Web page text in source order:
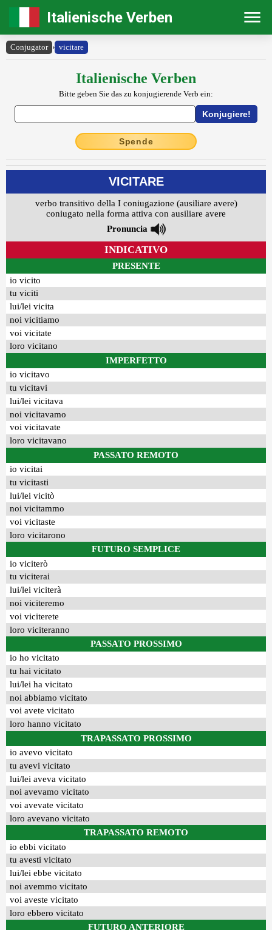
Italienische Verben
Conjugator › vicitare
Italienische Verben
Bitte geben Sie das zu konjugierende Verb ein:
Spende
VICITARE
verbo transitivo della I coniugazione (ausiliare avere)
coniugato nella forma attiva con ausiliare avere
Pronuncia
INDICATIVO
PRESENTE
io vicito
tu viciti
lui/lei vicita
noi vicitiamo
voi vicitate
loro vicitano
IMPERFETTO
io vicitavo
tu vicitavi
lui/lei vicitava
noi vicitavamo
voi vicitavate
loro vicitavano
PASSATO REMOTO
io vicitai
tu vicitasti
lui/lei vicitò
noi vicitammo
voi vicitaste
loro vicitarono
FUTURO SEMPLICE
io viciterò
tu viciterai
lui/lei viciterà
noi viciteremo
voi viciterete
loro viciteranno
PASSATO PROSSIMO
io ho vicitato
tu hai vicitato
lui/lei ha vicitato
noi abbiamo vicitato
voi avete vicitato
loro hanno vicitato
TRAPASSATO PROSSIMO
io avevo vicitato
tu avevi vicitato
lui/lei aveva vicitato
noi avevamo vicitato
voi avevate vicitato
loro avevano vicitato
TRAPASSATO REMOTO
io ebbi vicitato
tu avesti vicitato
lui/lei ebbe vicitato
noi avemmo vicitato
voi aveste vicitato
loro ebbero vicitato
FUTURO ANTERIORE